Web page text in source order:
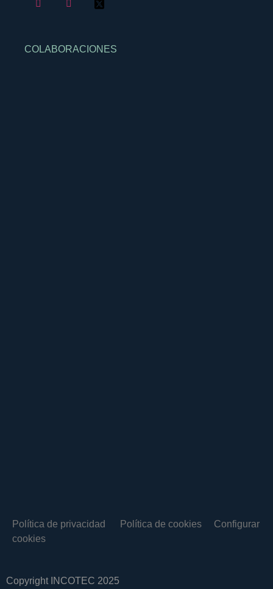
COLABORACIONES
Política de privacidad Política de cookies Configurar
cookies
Copyright INCOTEC 2025